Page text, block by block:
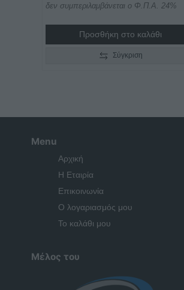
δεν συμπεριλαμβάνεται ο Φ.Π.Α. 24%
Προσθήκη στο καλάθι
Σύγκριση
Menu
Αρχική
Η Εταιρία
Επικοινωνία
Ο λογαριασμός μου
Το καλάθι μου
Μέλος του